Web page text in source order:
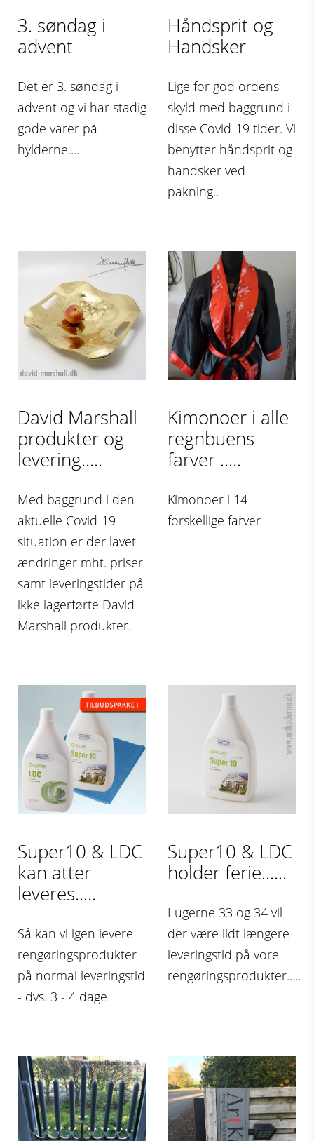
3. søndag i
advent
Det er 3. søndag i
advent og vi har stadig
gode varer på
hylderne....
Håndsprit og
Handsker
Lige for god ordens
skyld med baggrund i
disse Covid-19 tider. Vi
benytter håndsprit og
handsker ved
pakning..
David Marshall
produkter og
levering.....
Med baggrund i den
aktuelle Covid-19
situation er der lavet
ændringer mht. priser
samt leveringstider på
ikke lagerførte David
Marshall produkter.
Kimonoer i alle
regnbuens
farver .....
Kimonoer i 14
forskellige farver
Super10 & LDC
kan atter
leveres.....
Så kan vi igen levere
rengøringsprodukter
på normal leveringstid
- dvs. 3 - 4 dage
Super10 & LDC
holder ferie......
I ugerne 33 og 34 vil
der være lidt længere
leveringstid på vore
rengøringsprodukter.....